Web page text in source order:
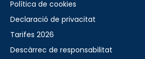
Política de cookies
Declaració de privacitat
Tarifes 2026
Descàrrec de responsabilitat